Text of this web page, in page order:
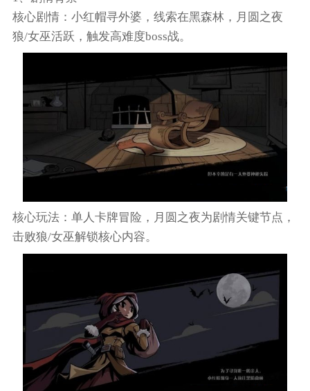
核心剧情：小红帽寻外婆，线索在黑森林，月圆之夜
狼/女巫活跃，触发高难度boss战。
核心玩法：单人卡牌冒险，月圆之夜为剧情关键节点，
击败狼/女巫解锁核心内容。